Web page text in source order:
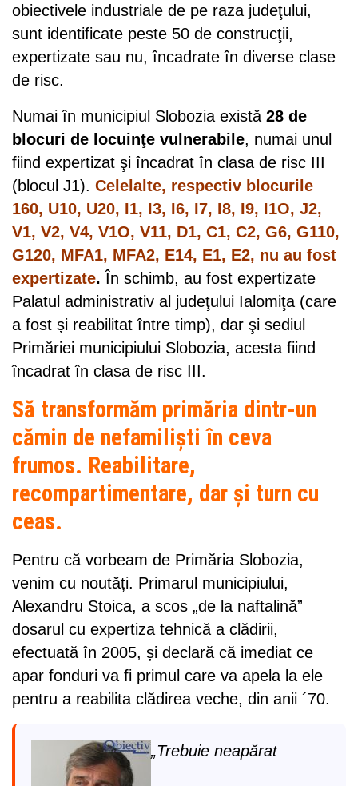
obiectivele industriale de pe raza judeţului,
sunt identificate peste 50 de construcţii,
expertizate sau nu, încadrate în diverse clase
de risc.
Numai în municipiul Slobozia există 28 de
blocuri de locuinţe vulnerabile, numai unul
fiind expertizat şi încadrat în clasa de risc III
(blocul J1). Celelalte, respectiv blocurile
160, U10, U20, I1, I3, I6, I7, I8, I9, I1O, J2,
V1, V2, V4, V1O, V11, D1, C1, C2, G6, G110,
G120, MFA1, MFA2, E14, E1, E2, nu au fost
expertizate. În schimb, au fost expertizate
Palatul administrativ al judeţului Ialomiţa (care
a fost și reabilitat între timp), dar şi sediul
Primăriei municipiului Slobozia, acesta fiind
încadrat în clasa de risc III.
Să transformăm primăria dintr-un
cămin de nefamiliști în ceva
frumos. Reabilitare,
recompartimentare, dar și turn cu
ceas.
Pentru că vorbeam de Primăria Slobozia,
venim cu noutăți. Primarul municipiului,
Alexandru Stoica, a scos „de la naftalină”
dosarul cu expertiza tehnică a clădirii,
efectuată în 2005, și declară că imediat ce
apar fonduri va fi primul care va apela la ele
pentru a reabilita clădirea veche, din anii ´70.
„Trebuie neapărat